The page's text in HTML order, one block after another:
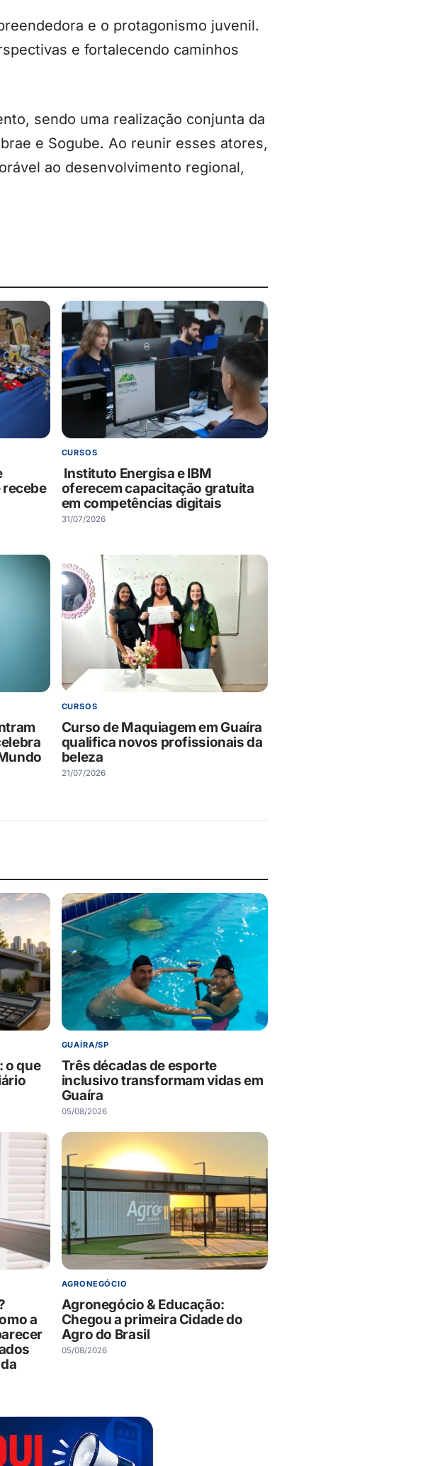
e o protagonismo juvenil.
e fortalecendo caminhos
sendo uma realização conjunta da
e Sogube. Ao reunir esses atores,
ao desenvolvimento regional,
CURSOS
Instituto Energisa e IBM
oferecem capacitação gratuita
em competências digitais
31/07/2026
CURSOS
Curso de Maquiagem em Guaíra
qualifica novos profissionais da
beleza
21/07/2026
o que
GUAÍRA/SP
Três décadas de esporte
inclusivo transformam vidas em
Guaíra
05/08/2026
a
AGRONEGÓCIO
Agronegócio & Educação:
Chegou a primeira Cidade do
Agro do Brasil
05/08/2026